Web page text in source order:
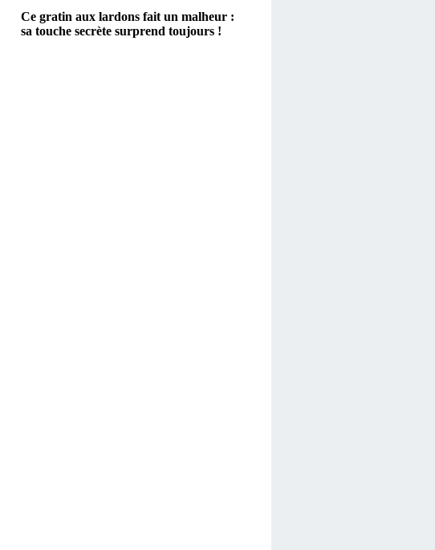
Ce gratin aux lardons fait un malheur :
sa touche secrète surprend toujours !